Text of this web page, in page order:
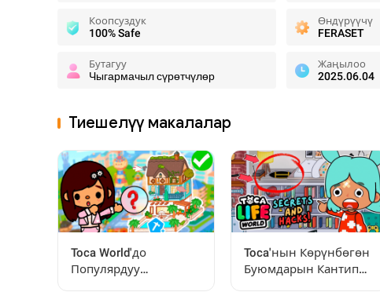
Коопсуздук
100% Safe
Өндүрүүчү
FERASET
Бутагуу
Чыгармачыл сүрөтчүлөр
Жаңылоо
2025.06.04
Тиешелүү макалалар
Toca World'до
Популярдуу
Toca'нын Көрүнбөгөн
Буюмдарын Кантип